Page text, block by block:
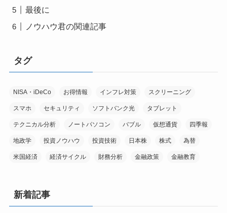
最後に
ノウハウ君の関連記事
タグ
NISA・iDeCo お得情報 インフレ対策 スクリーニング
スマホ セキュリティ ソフトバンク光 タブレット
テクニカル分析 ノートパソコン バブル 仮想通貨 四季報
地政学 投資ノウハウ 投資技術 日本株 株式 為替
米国経済 経済サイクル 財務分析 金融政策 金融教育
新着記事